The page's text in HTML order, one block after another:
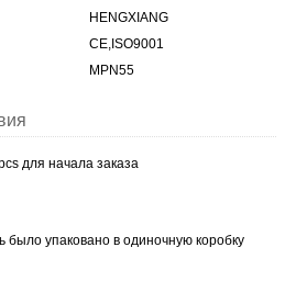
HENGXIANG
CE,ISO9001
MPN55
для начала заказа
было упаковано в одиночную коробку